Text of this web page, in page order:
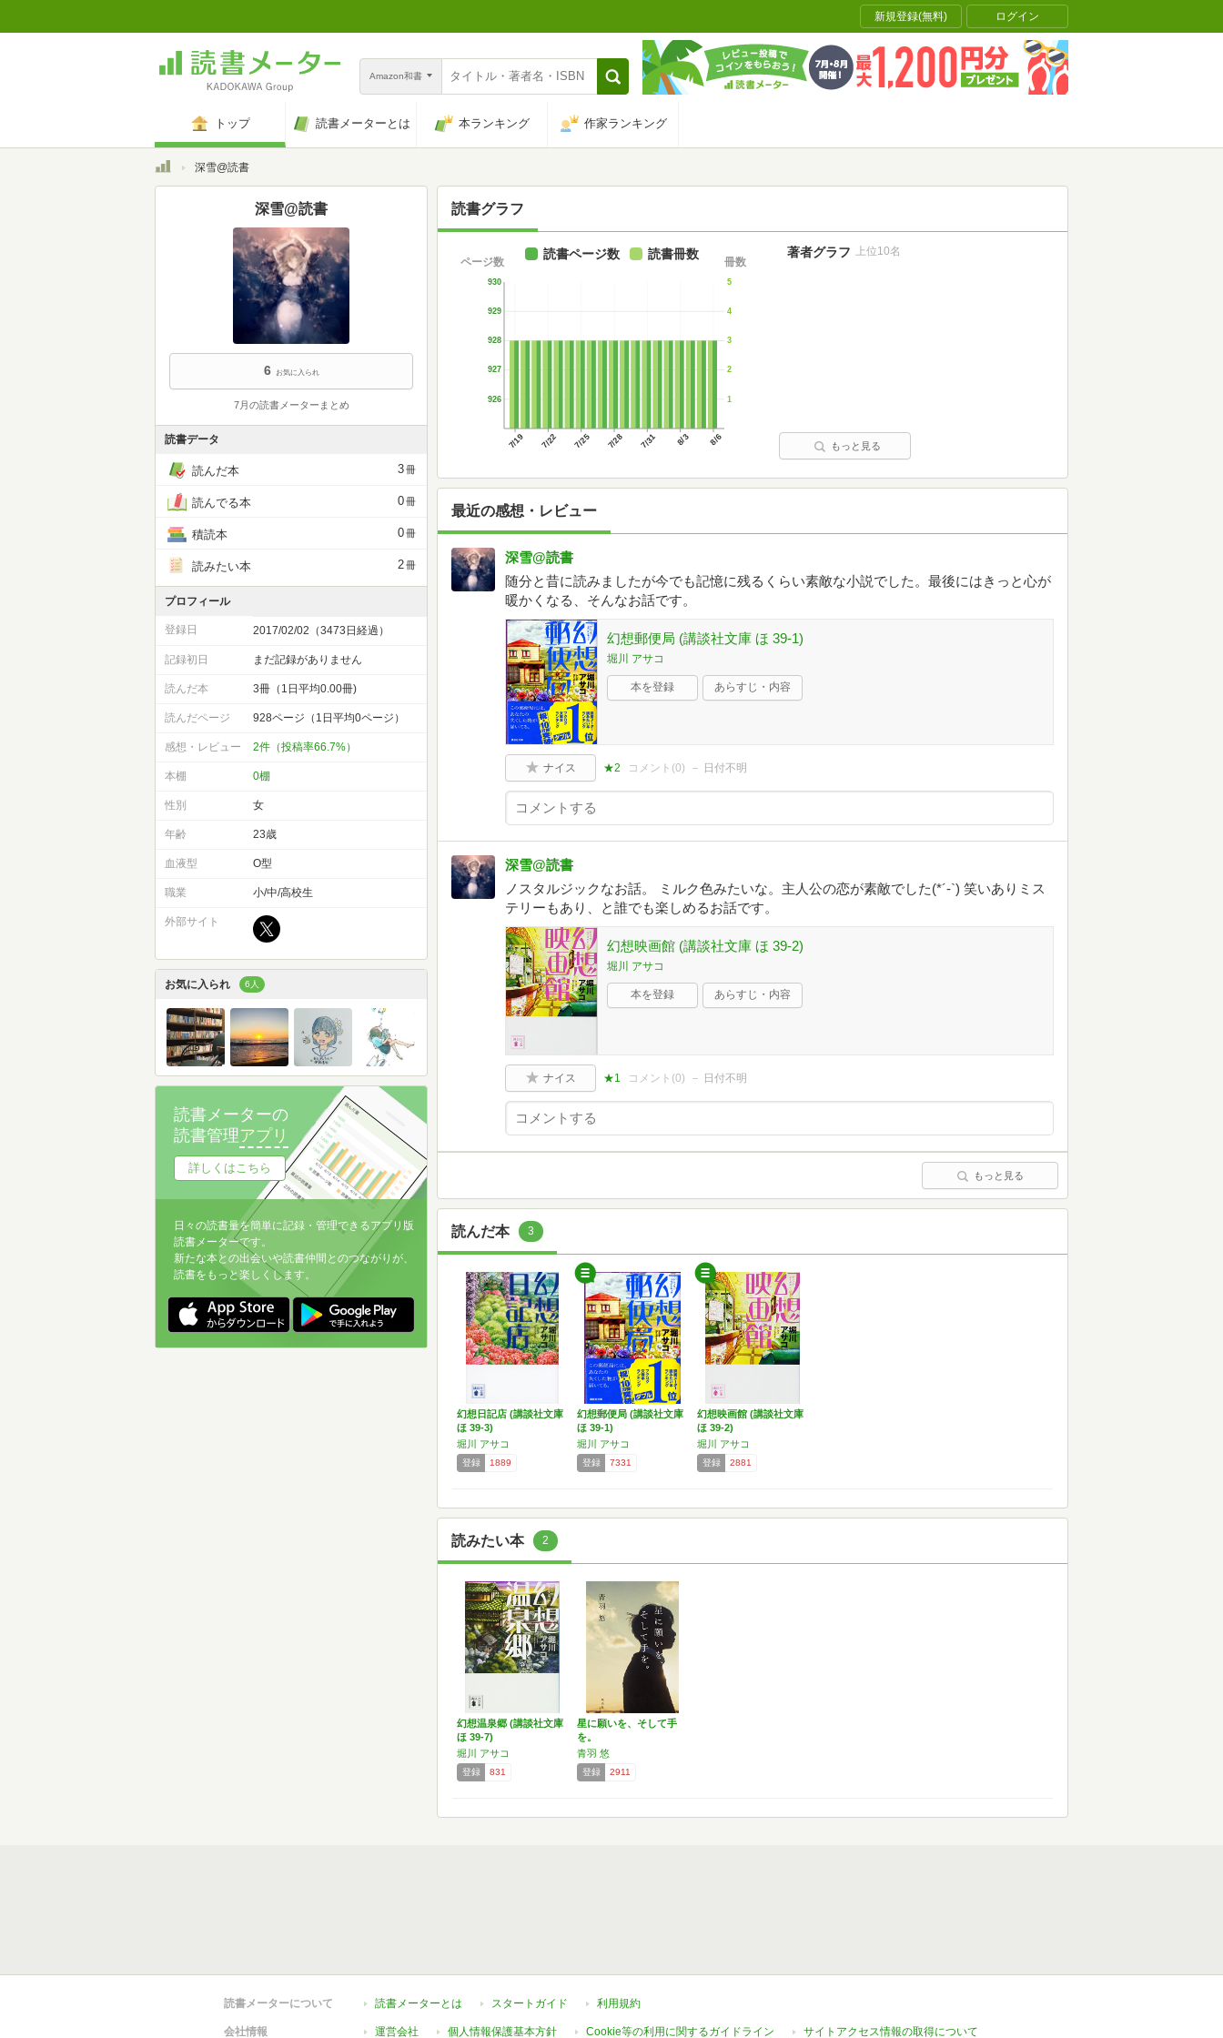
新規登録(無料) ログイン
Amazon和書
トップ 読書メーターとは 本ランキング 作家ランキング
トップ深雪@読書
読書グラフ
7/19 7/22 7/25 7/28 7/31 8/3 8/6
926
927
928
929
930
ページ数
1
2
3
4
5
冊数
読書ページ数 読書冊数 著者グラフ 上位10名
もっと見る
最近の感想・レビュー
深雪@読書
随分と昔に読みましたが今でも記憶に残るくらい素敵な小説でした。最後にはきっと心が
暖かくなる、そんなお話です。
幻想郵便局 (講談社文庫 ほ 39-1)
堀川 アサコ
本を登録 あらすじ・内容
ナイス ★2 コメント(0) 日付不明
深雪@読書
ノスタルジックなお話。 ミルク色みたいな。主人公の恋が素敵でした(*´-`) 笑いありミス
テリーもあり、と誰でも楽しめるお話です。
幻想映画館 (講談社文庫 ほ 39-2)
堀川 アサコ
本を登録 あらすじ・内容
ナイス ★1 コメント(0) 日付不明
もっと見る
読んだ本 3
幻想日記店 (講談社文庫
ほ 39-3)
堀川 アサコ
登録 1889
幻想郵便局 (講談社文庫
ほ 39-1)
堀川 アサコ
登録 7331
幻想映画館 (講談社文庫
ほ 39-2)
堀川 アサコ
登録 2881
読みたい本 2
幻想温泉郷 (講談社文庫
ほ 39-7)
堀川 アサコ
登録 831
星に願いを、そして手
を。
青羽 悠
登録 2911
深雪@読書
6 お気に入られ
7月の読書メーターまとめ
読書データ
読んだ本 3冊
読んでる本 0冊
積読本 0冊
読みたい本 2冊
プロフィール
登録日 2017/02/02（3473日経過）
記録初日 まだ記録がありません
読んだ本 3冊（1日平均0.00冊)
読んだページ 928ページ（1日平均0ページ）
感想・レビュー 2件（投稿率66.7%）
本棚 0棚
性別 女
年齢 23歳
血液型 O型
職業 小/中/高校生
外部サイト
お気に入られ 6人
読書メーターの
読書管理アプリ
詳しくはこちら
日々の読書量を簡単に記録・管理できるアプリ版
読書メーターです。
新たな本との出会いや読書仲間とのつながりが、
読書をもっと楽しくします。
読書メーターについて 読書メーターとは スタートガイド 利用規約
会社情報 運営会社 個人情報保護基本方針 Cookie等の利用に関するガイドライン サイトアクセス情報の取得について